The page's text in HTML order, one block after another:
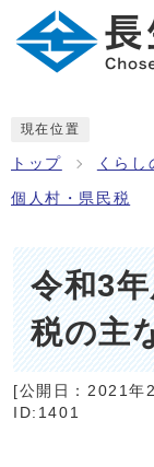
現在位置
トップ くらし
個人村・県民税
令和3
税の主
[公開日： 2021年
ID:1401